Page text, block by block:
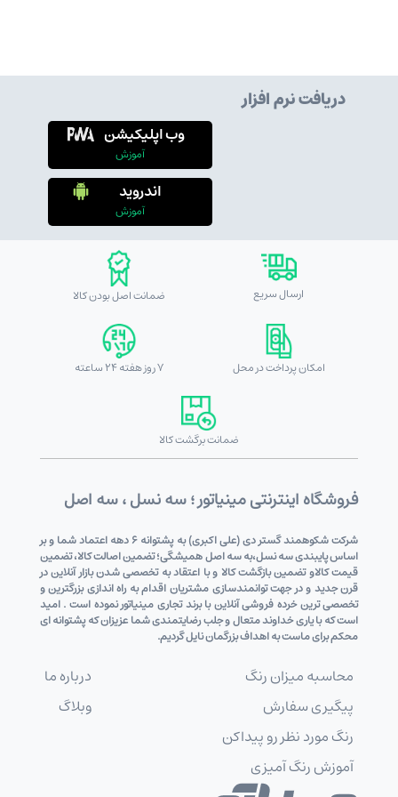
دریافت نرم افزار
وب اپلیکیشن
آموزش
اندروید
آموزش
ارسال سریع ضمانت اصل بودن کالا
امکان پرداخت در محل 7 روز هفته 24 ساعته
ضمانت برگشت کالا
فروشگاه اینترنتی مینیاتور ؛ سه نسل ، سه اصل
شرکت شکوهمند گستر دی (علی اکبری) به پشتوانه 6 دهه اعتماد شما و بر
اساس پایبندی سه نسل،به سه اصل همیشگی؛ تضمین اصالت کالا، تضمین
قیمت کالاو تضمین بازگشت کالا و با اعتقاد به تخصصی شدن بازار آنلاین در
قرن جدید و در جهت توانمندسازی مشتریان اقدام به راه اندازی بزرگترین و
تخصصی ترین خرده فروشی آنلاین با برند تجاری مینیاتور نموده است . امید
است که با یاری خداوند متعال و جلب رضایتمندی شما عزیزان که پشتوانه ای
محکم برای ماست به اهداف بزرگمان نایل گردیم.
محاسبه میزان رنگ
پیگیری سفارش
رنگ مورد نظر رو پیداکن
آموزش رنگ آمیزی
درباره ما
وبلاگ